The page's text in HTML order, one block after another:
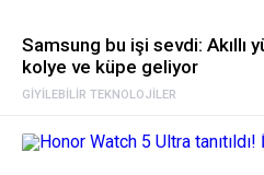
GIYILEBILIR TEKNOLOJILER
Samsung bu işi sevdi: Akıllı
kolye ve küpe geliyor